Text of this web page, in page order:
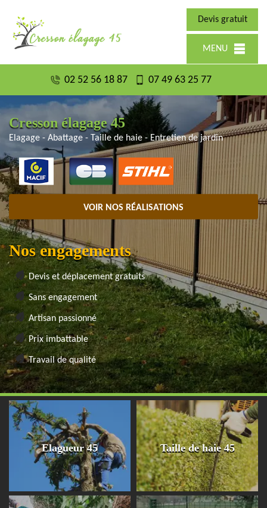
Devis gratuit
MENU
02 52 56 18 87 07 49 63 25 77
Cresson élagage 45
Elagage - Abattage - Taille de haie - Entretien de jardin
VOIR NOS RÉALISATIONS
Nos engagements
Devis et déplacement gratuits
Sans engagement
Artisan passionné
Prix imbattable
Travail de qualité
Elagueur 45 Taille de haie 45